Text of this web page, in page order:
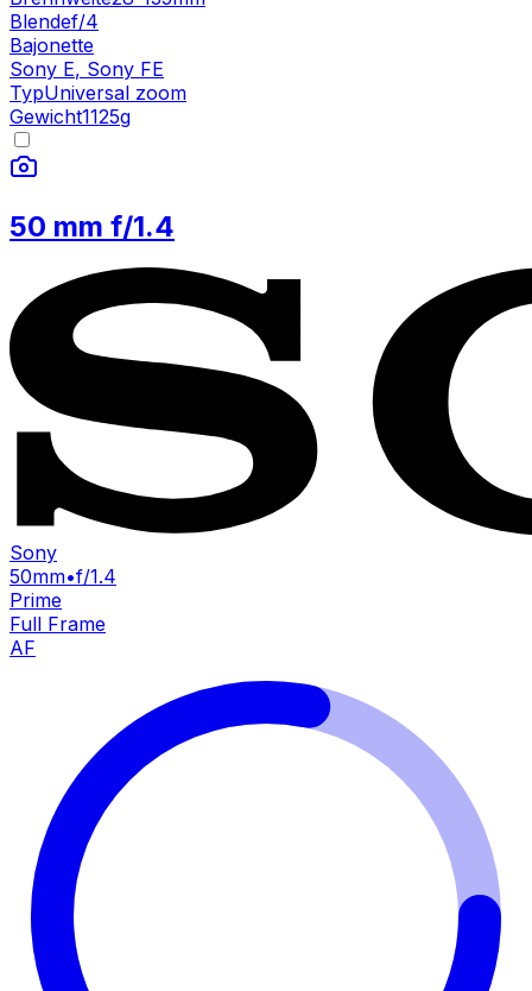
Blendef/4
Bajonette
Sony E, Sony FE
TypUniversal zoom
Gewicht1125g
50 mm f/1.4
Sony
50mm•f/1.4
Prime
Full Frame
AF